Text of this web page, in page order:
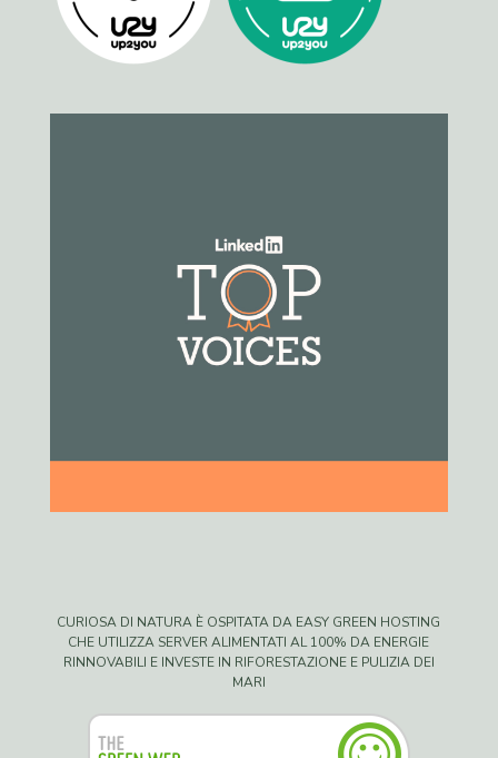
CURIOSA DI NATURA È OSPITATA DA EASY GREEN HOSTING
CHE UTILIZZA SERVER ALIMENTATI AL 100% DA ENERGIE
RINNOVABILI E INVESTE IN RIFORESTAZIONE E PULIZIA DEI
MARI